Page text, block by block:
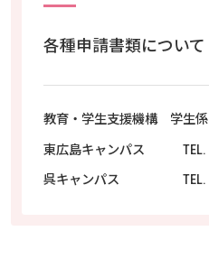
各種申請書類について
教育・学生支援機構 学生係
東広島キャンパス
TEL.
呉キャンパス TEL.